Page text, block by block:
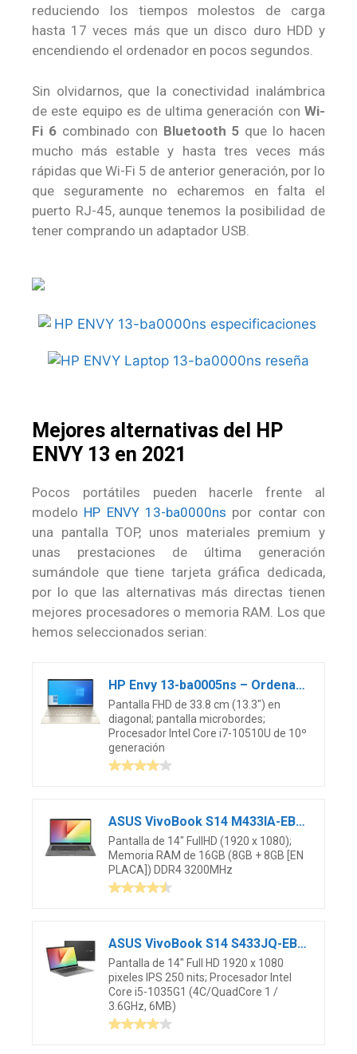
reduciendo los tiempos molestos de carga
hasta 17 veces más que un disco duro HDD y
encendiendo el ordenador en pocos segundos.
Sin olvidarnos, que la conectividad inalámbrica
de este equipo es de ultima generación con Wi-
Fi 6combinado con Bluetooth 5 que lo hacen
mucho más estable y hasta tres veces más
rápidas que Wi-Fi 5 de anterior generación, por lo
que seguramente no echaremos en falta el
puerto RJ-45, aunque tenemos la posibilidad de
tener comprando un adaptador USB.
Mejores alternativas del HP
ENVY 13 en 2021
Pocos portátiles pueden hacerle frente al
modelo HP ENVY 13-ba0000ns por contar con
una pantalla TOP, unos materiales premium y
unas prestaciones de última generación
sumándole que tiene tarjeta gráfica dedicada,
por lo que las alternativas más directas tienen
mejores procesadores o memoria RAM. Los que
hemos seleccionados serian:
HP Envy 13-ba0005ns – Ordenador portátil de 13.3″ FullHD (Intel Core i7-10510U, 16GB RAM, 512GB SSD, NVIDIA GeForce MX350, Windows 10 Home) Dorado – Teclado QWERTY Español
Pantalla FHD de 33.8 cm (13.3″) en
diagonal; pantalla microbordes;
Procesador Intel Core i7-10510U de 10º
generación
ASUS VivoBook S14 M433IA-EB069 – Ordenador portátil de 14″ FullHD (Ryzen7-4700U, 16GB RAM, 512GB SSD, Radeon Graphics, Sin sistema operativo) Negro – Teclado QWERTY Español
Pantalla de 14″ FullHD (1920 x 1080);
Memoria RAM de 16GB (8GB + 8GB [EN
PLACA]) DDR4 3200MHz
ASUS VivoBook S14 S433JQ-EB166 – Portátil 14″ Full HD (Core i5-1035G1, 8GB RAM, 512GB SSD, GeForce MX350 2GB, Sin Sistema Operativo) Blanco Sueño – Teclado QWERTY español
Pantalla de 14″ Full HD 1920 x 1080
pixeles IPS 250 nits; Procesador Intel
Core i5-1035G1 (4C/QuadCore 1 /
3.6GHz, 6MB)